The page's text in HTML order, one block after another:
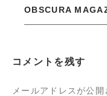
OBSCURA
コメントを残す
メールアドレスが公